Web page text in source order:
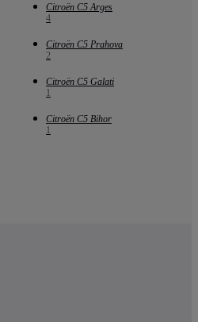
Citroën C5 Arges
4
Citroën C5 Prahova
2
Citroën C5 Galati
1
Citroën C5 Bihor
1